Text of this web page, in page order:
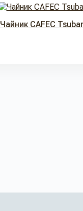
Чайник CAFEC